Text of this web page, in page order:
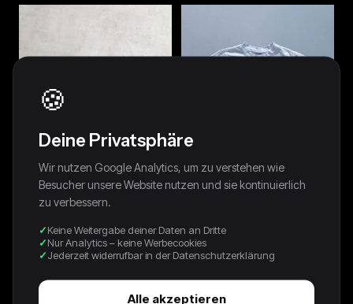
MANS TEE - 1990S - L
120,00 €
42,00 €
🍪
Deine Privatsphäre
Wir nutzen Google Analytics, um zu verstehen wie
Besucher unsere Website nutzen und sie kontinuierlich
zu verbessern.
Keine Weitergabe deiner Daten an Dritte
Nur Analytics – keine Werbecookies
Jederzeit widerrufbar in der Datenschutzerklärung
Alle akzeptieren